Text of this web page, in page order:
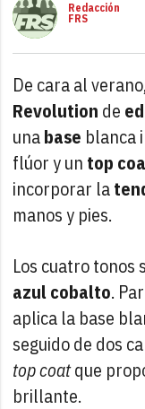
Redacción
FRS
De cara al
Revolution de
unabase blanca
flúor y un top
incorporar la
manos y pies.
Los cuatro tonos
azul cobalto.
aplica la base
seguido de dos
top coatque
brillante.